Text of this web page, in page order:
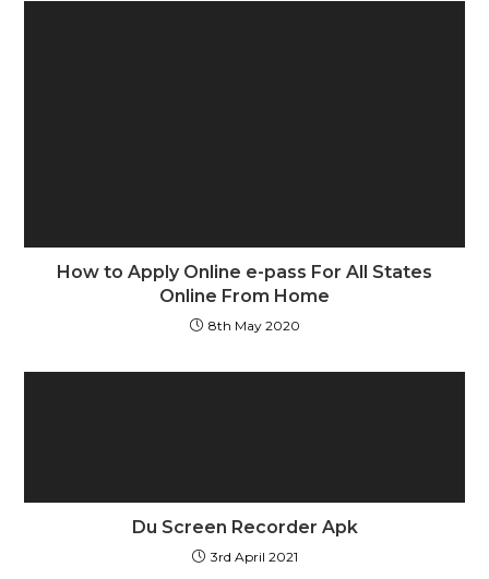
How to Apply Online e-pass For All States
Online From Home
8th May 2020
Du Screen Recorder Apk
3rd April 2021